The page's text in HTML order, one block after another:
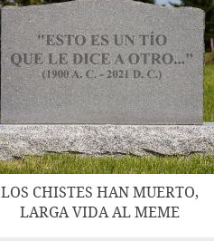
LOS CHISTES HAN MUERTO,
LARGA VIDA AL MEME